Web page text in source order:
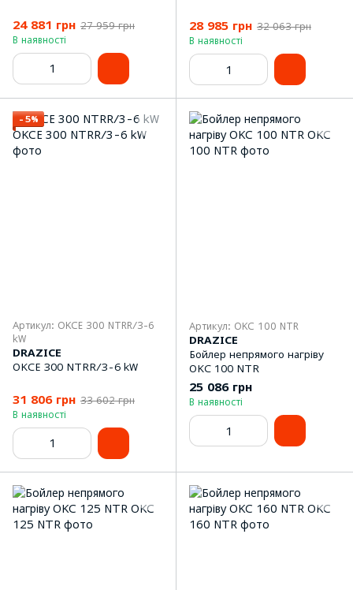
24 881 грн 27 959 грн
В наявності
28 985 грн 32 063 грн
В наявності
−5%
Артикул: OKCE 300 NTRR/3-6
kW
DRAZICE
OKCE 300 NTRR/3-6 kW
31 806 грн 33 602 грн
В наявності
Артикул: OKC 100 NTR
DRAZICE
Бойлер непрямого нагріву
OKC 100 NTR
25 086 грн
В наявності